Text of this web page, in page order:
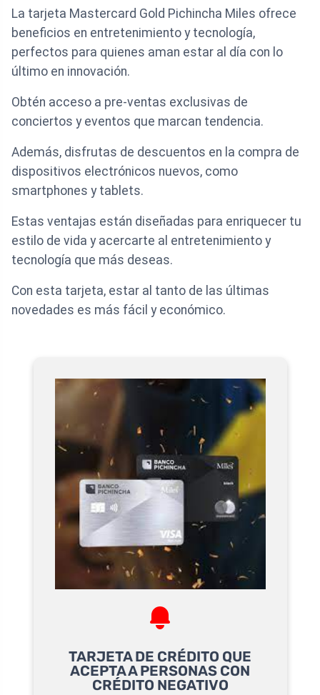
La tarjeta Mastercard Gold Pichincha Miles ofrece
beneficios en entretenimiento y tecnología,
perfectos para quienes aman estar al día con lo
último en innovación.
Obtén acceso a pre-ventas exclusivas de
conciertos y eventos que marcan tendencia.
Además, disfrutas de descuentos en la compra de
dispositivos electrónicos nuevos, como
smartphones y tablets.
Estas ventajas están diseñadas para enriquecer tu
estilo de vida y acercarte al entretenimiento y
tecnología que más deseas.
Con esta tarjeta, estar al tanto de las últimas
novedades es más fácil y económico.
TARJETA DE CRÉDITO QUE
ACEPTA A PERSONAS CON
CRÉDITO NEGATIVO